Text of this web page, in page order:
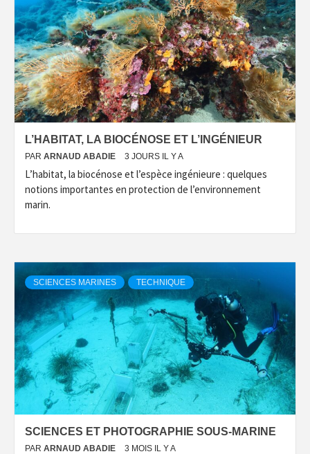
L’HABITAT, LA BIOCÉNOSE ET L’INGÉNIEUR
PAR ARNAUD ABADIE 3 JOURS IL Y A
L’habitat, la biocénose et l’espèce ingénieure : quelques
notions importantes en protection de l’environnement
marin.
SCIENCES MARINES TECHNIQUE
SCIENCES ET PHOTOGRAPHIE SOUS-MARINE
PAR ARNAUD ABADIE 3 MOIS IL Y A